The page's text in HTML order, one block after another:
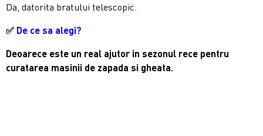
Da, datorita bratului telescopic.
✅ De ce sa alegi?
Deoarece este un real ajutor in sezonul rece pentru
curatarea masinii de zapada si gheata.